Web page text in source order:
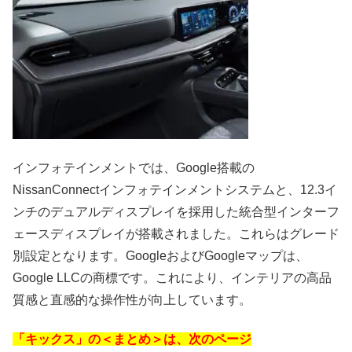
インフォテインメントでは、Google搭載の
NissanConnectインフォテインメントシステムと、12.3イ
ンチのデュアルディスプレイを採用した統合型インターフ
ェースディスプレイが搭載されました。これらはグレード
別設定となります。GoogleおよびGoogleマップは、
Google LLCの商標です。これにより、インテリアの高品
質感と直感的な操作性が向上しています。
「キックス」の＜まとめ＞は、次のページ